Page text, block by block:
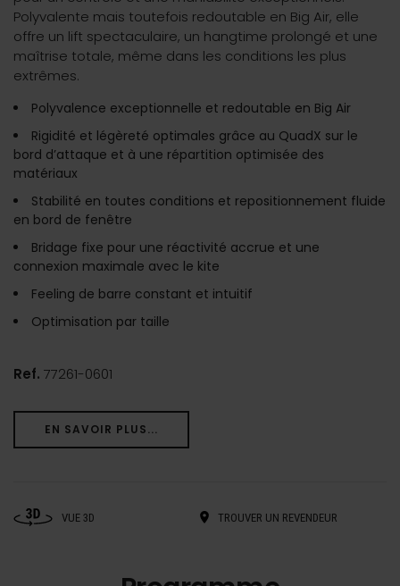
Polyvalente mais toutefois redoutable en Big Air, elle
offre un lift spectaculaire, un hangtime prolongé et une
maîtrise totale, même dans les conditions les plus
extrêmes.
Polyvalence exceptionnelle et redoutable en Big Air
Rigidité et légèreté optimales grâce au QuadX sur le
bord d’attaque et à une répartition optimisée des
matériaux
Stabilité en toutes conditions et repositionnement fluide
en bord de fenêtre
Bridage fixe pour une réactivité accrue et une
connexion maximale avec le kite
Feeling de barre constant et intuitif
Optimisation par taille
Ref. 77261-0601
EN SAVOIR PLUS...
VUE 3D TROUVER UN REVENDEUR